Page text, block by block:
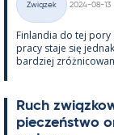
Kategorie
Związek
2024-08-13
Fin­lan­dia do tej pory
pracy staje się
bardziej
Ruch
pieczeństwo